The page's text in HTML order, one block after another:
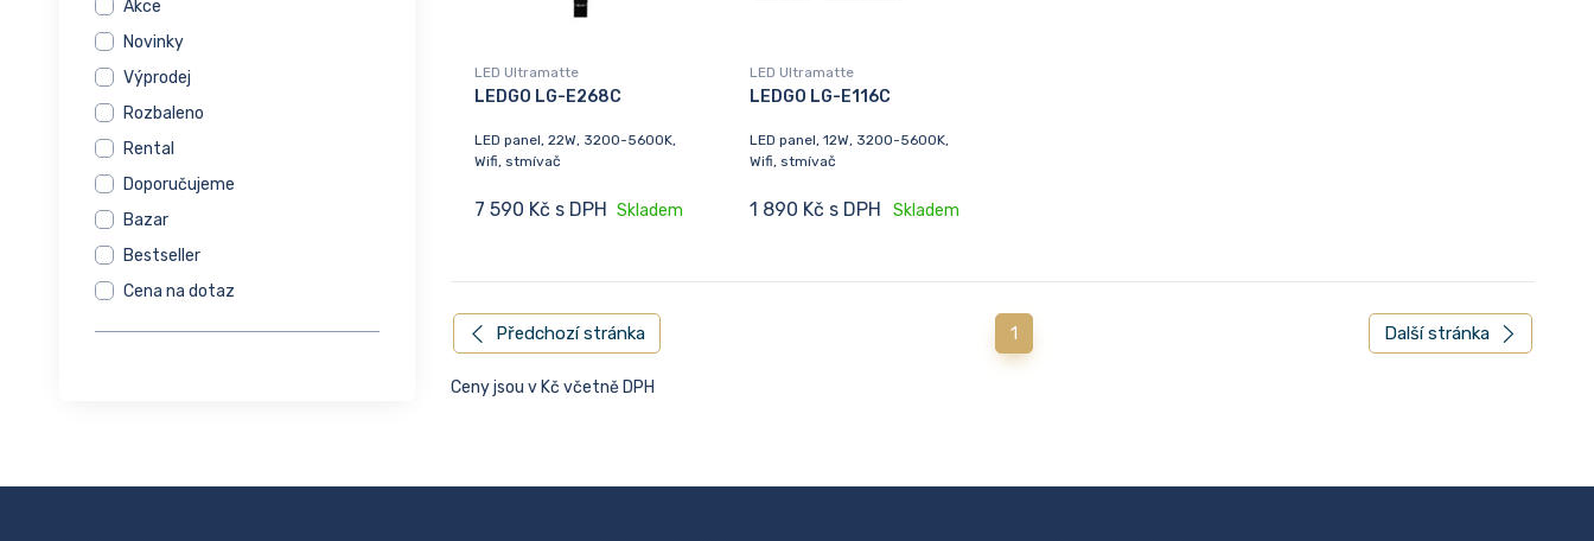
Akce
Novinky
Výprodej
Rozbaleno
Rental
Doporučujeme
Bazar
Bestseller
Cena na dotaz
LED Ultramatte
LEDGO LG-E268C
LED panel, 22W, 3200-5600K,
Wifi, stmívač
7 590 Kč s DPH Skladem
LED Ultramatte
LEDGO LG-E116C
LED panel, 12W, 3200-5600K,
Wifi, stmívač
1 890 Kč s DPH Skladem
Předchozí stránka 1 Další stránka
Ceny jsou v Kč včetně DPH